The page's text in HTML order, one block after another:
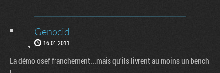
Genocid
16.01.2011
La démo osef franchement...mais qu'ils livrent au moins un bench